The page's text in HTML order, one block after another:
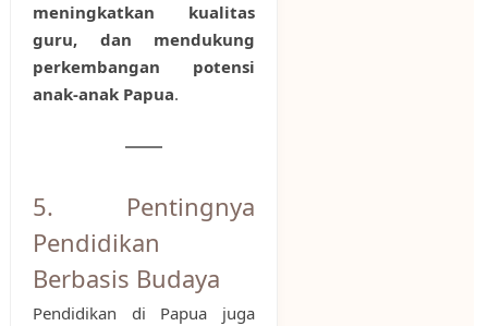
meningkatkan kualitas
guru, dan mendukung
perkembangan potensi
anak-anak Papua.
5. Pentingnya
Pendidikan
Berbasis Budaya
Pendidikan di Papua juga